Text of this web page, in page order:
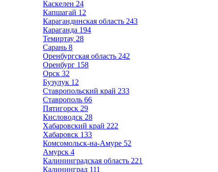
Каскелен 24
Капшагай 12
Карагандинская область 243
Караганда 194
Темиртау 28
Сарань 8
Оренбургская область 242
Оренбург 158
Орск 32
Бузулук 12
Ставропольский край 233
Ставрополь 66
Пятигорск 29
Кисловодск 28
Хабаровский край 222
Хабаровск 133
Комсомольск-на-Амуре 52
Амурск 4
Калининградская область 221
Калининград 111